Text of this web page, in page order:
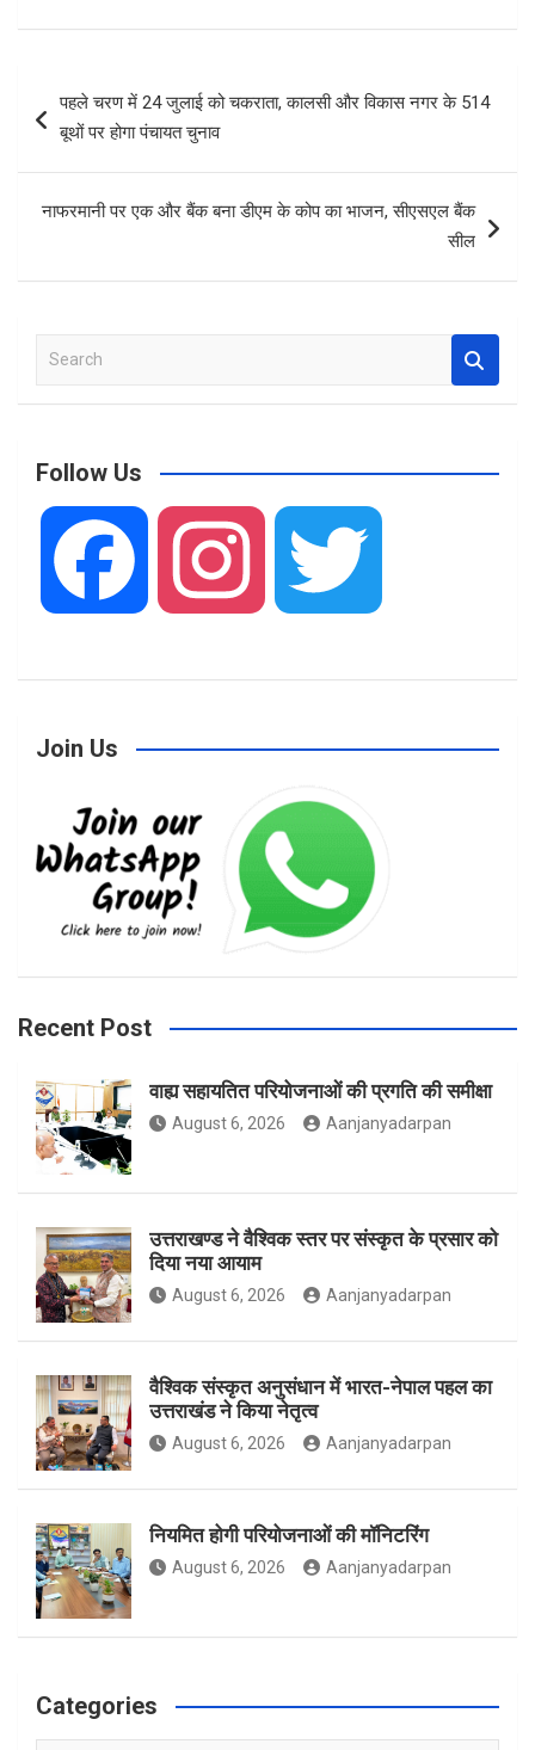
ce
b
o
k
at
s
A
p
ar
e
navigation
पहले चरण में 24 जुलाई को चकराता, कालसी और विकास नगर के 514
बूथों पर होगा पंचायत चुनाव
नाफरमानी पर एक और बैंक बना डीएम के कोप का भाजन, सीएसएल बैंक
सील
a
c
Follow Us
o
k
g
m
e
Join Us
Recent Post
वाह्य सहायतित परियोजनाओं की प्रगति की समीक्षा
August 6, 2026 Aanjanyadarpan
उत्तराखण्ड ने वैश्विक स्तर पर संस्कृत के प्रसार को
दिया नया आयाम
August 6, 2026 Aanjanyadarpan
वैश्विक संस्कृत अनुसंधान में भारत-नेपाल पहल का
उत्तराखंड ने किया नेतृत्व
August 6, 2026 Aanjanyadarpan
नियमित होगी परियोजनाओं की मॉनिटरिंग
August 6, 2026 Aanjanyadarpan
Categories